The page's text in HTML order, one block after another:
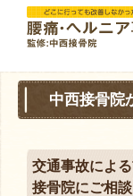
中西接骨院
交通事故によ
接骨院にご相